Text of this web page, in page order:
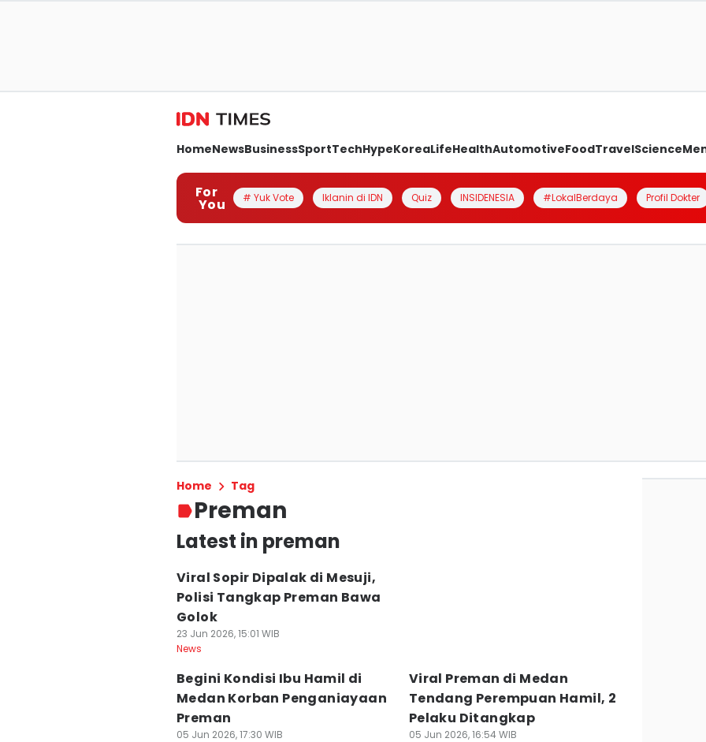
HomeNewsBusinessSportTechHypeKoreaLifeHealthAutomotiveFoodTravelScience
For
You # Yuk Vote Iklanin di IDN Quiz INSIDENESIA #LokalBerdaya Profil Dokter
Home Tag
Preman
Latest in preman
Viral Sopir Dipalak di Mesuji,
Polisi Tangkap Preman Bawa
Golok
23 Jun 2026, 15:01 WIB
News
Begini Kondisi Ibu Hamil di
Medan Korban Penganiayaan
Preman
05 Jun 2026, 17:30 WIB
Viral Preman di Medan
Tendang Perempuan Hamil, 2
Pelaku Ditangkap
05 Jun 2026, 16:54 WIB